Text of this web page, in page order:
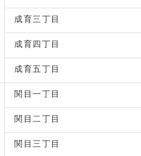
成育三丁目
成育四丁目
成育五丁目
関目一丁目
関目二丁目
関目三丁目